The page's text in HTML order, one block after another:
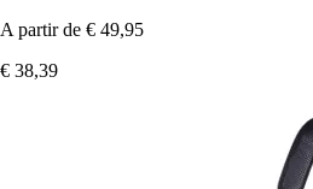
A partir de € 49,95
€ 38,39